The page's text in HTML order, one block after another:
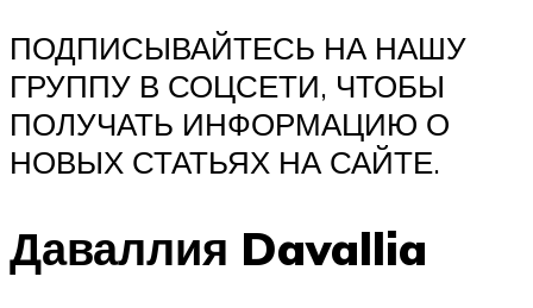
ПОДПИСЫВАЙТЕСЬ НА НАШУ
ГРУППУ В СОЦСЕТИ, ЧТОБЫ
ПОЛУЧАТЬ ИНФОРМАЦИЮ О
НОВЫХ СТАТЬЯХ НА САЙТЕ.
Даваллия Davallia